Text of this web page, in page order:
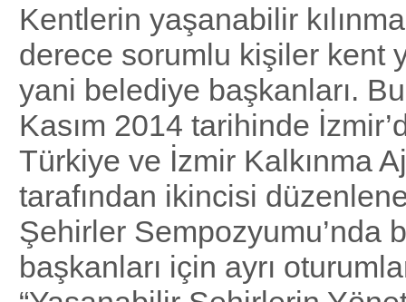
Kentlerin yaşanabilir
derece sorumlu kişiler kent
yani belediye başkanları.
Kasım 2014 tarihinde
Türkiye ve İzmir Kalkınma
tarafından ikincisi
Şehirler Sempozyumu’nda
başkanları için ayrı